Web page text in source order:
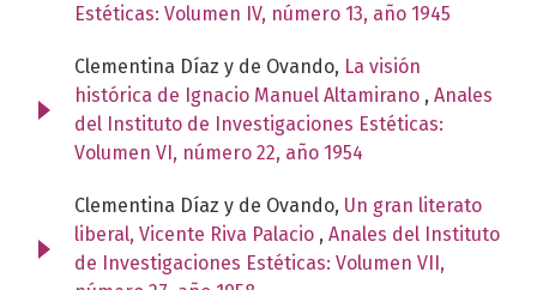
Estéticas: Volumen IV, número 13, año 1945
Clementina Díaz y de Ovando, La visión
histórica de Ignacio Manuel Altamirano , Anales
del Instituto de Investigaciones Estéticas:
Volumen VI, número 22, año 1954
Clementina Díaz y de Ovando, Un gran literato
liberal, Vicente Riva Palacio , Anales del Instituto
de Investigaciones Estéticas: Volumen VII,